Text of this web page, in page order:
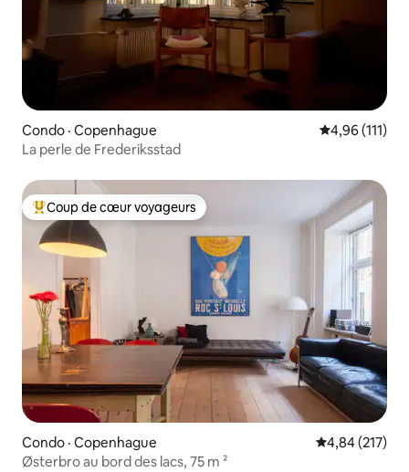
Condo · Copenhague Note
4,96 (111)
La perle de Frederiksstad
Coup de cœur voyageurs parmi les plus aimés
Coup de cœur voyageurs
Condo · Copenhague Note
4,84 (217)
Østerbro au bord des lacs, 75 m ²